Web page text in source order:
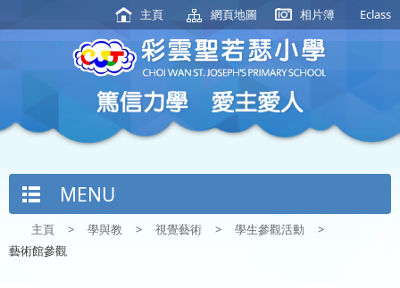
主頁 網頁地圖 相片簿 Eclass
MENU
主頁 > 學與教 > 視覺藝術 > 學生參觀活動
>
藝術館參觀